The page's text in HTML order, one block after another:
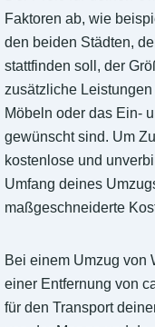
Faktoren ab, wie
den beiden Städten,
stattfinden soll, der
zusätzliche
Möbeln oder das Ein-
gewünscht sind. Um
kostenlose und
Umfang deines
maßgeschneiderte
Bei einem Umzug von
einer Entfernung von
für den Transport